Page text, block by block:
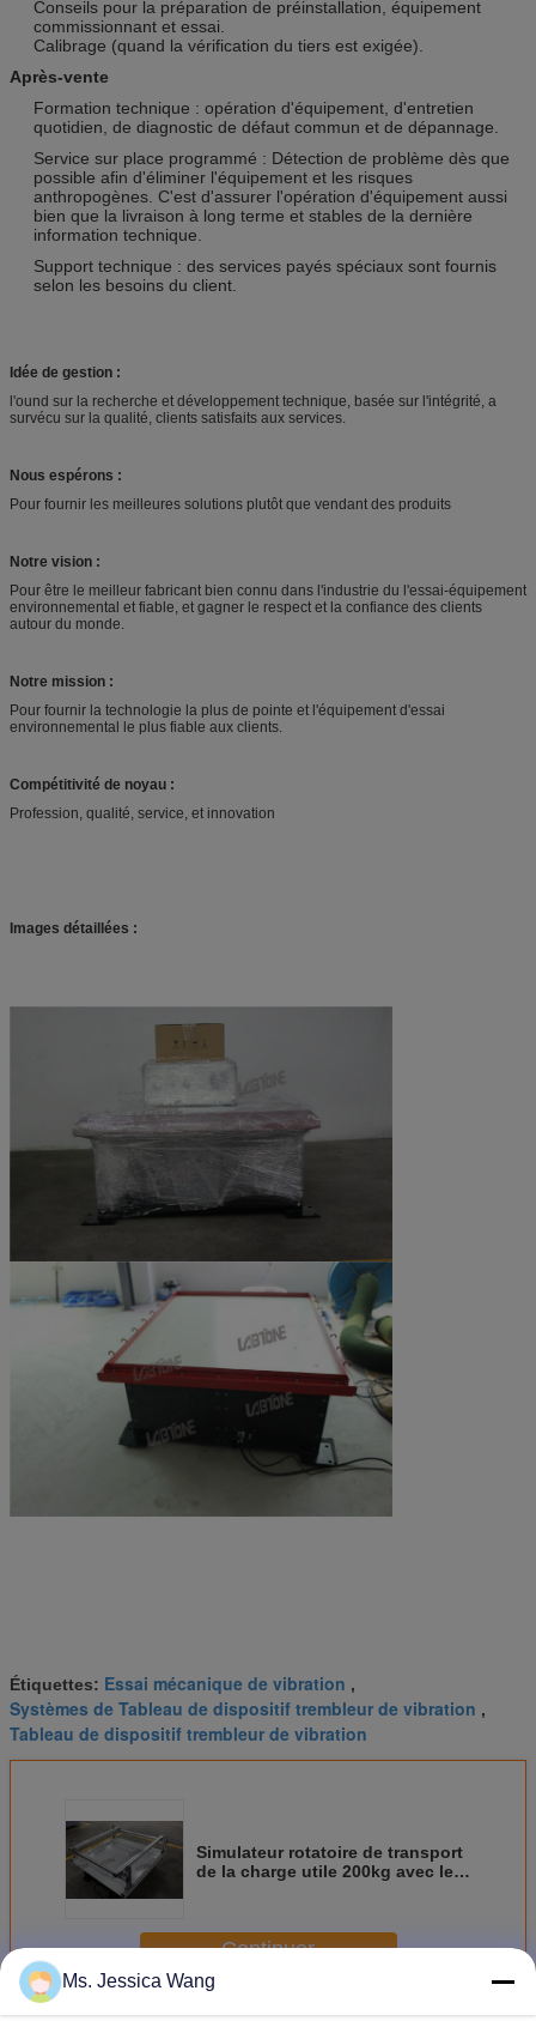
Conseils pour la préparation de préinstallation, équipement
commissionnant et essai.
Calibrage (quand la vérification du tiers est exigée).
Après-vente
Formation technique : opération d'équipement, d'entretien
quotidien, de diagnostic de défaut commun et de dépannage.
Service sur place programmé : Détection de problème dès que
possible afin d'éliminer l'équipement et les risques
anthropogènes. C'est d'assurer l'opération d'équipement aussi
bien que la livraison à long terme et stables de la dernière
information technique.
Support technique : des services payés spéciaux sont fournis
selon les besoins du client.
Idée de gestion :
l'ound sur la recherche et développement technique, basée sur l'intégrité, a
survécu sur la qualité, clients satisfaits aux services.
Nous espérons :
Pour fournir les meilleures solutions plutôt que vendant des produits
Notre vision :
Pour être le meilleur fabricant bien connu dans l'industrie du l'essai-équipement
environnemental et fiable, et gagner le respect et la confiance des clients
autour du monde.
Notre mission :
Pour fournir la technologie la plus de pointe et l'équipement d'essai
environnemental le plus fiable aux clients.
Compétitivité de noyau :
Profession, qualité, service, et innovation
Images détaillées :
Étiquettes: Essai mécanique de vibration ,
Systèmes de Tableau de dispositif trembleur de vibration ,
Tableau de dispositif trembleur de vibration
Simulateur rotatoire de transport
de la charge utile 200kg avec le
Continuer
Plus
Ms. Jessica Wang